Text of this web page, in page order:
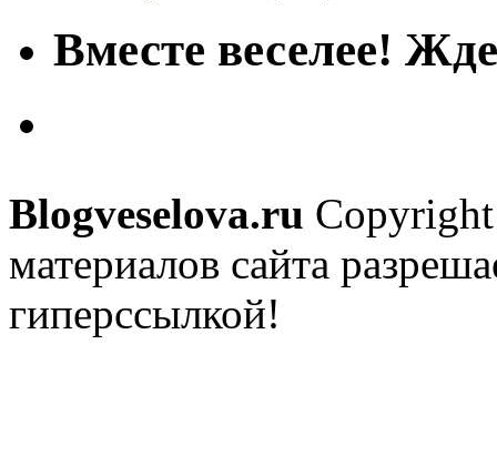
Вместе веселее!
Blogveselova.ru
материалов сайта
гиперссылкой!